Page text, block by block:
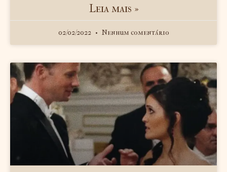
Leia mais »
02/02/2022 Nenhum comentário